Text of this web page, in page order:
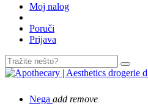
Moj nalog
Poruči
Prijava
Nega add remove